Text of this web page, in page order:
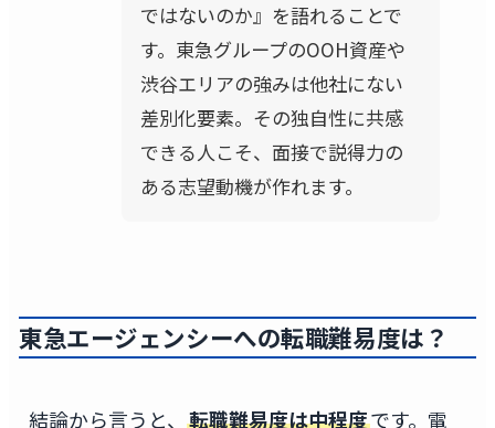
ではないのか』を語れることで
す。東急グループのOOH資産や
渋谷エリアの強みは他社にない
差別化要素。その独自性に共感
できる人こそ、面接で説得力の
ある志望動機が作れます。
東急エージェンシーへの転職難易度は？
結論から言うと、 転職難易度は中程度です。電